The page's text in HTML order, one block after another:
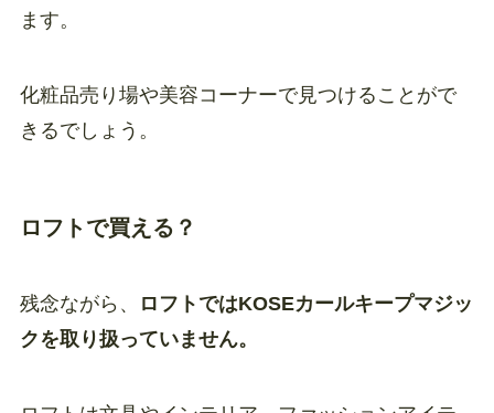
ます。
化粧品売り場や美容コーナーで見つけることがで
きるでしょう。
ロフトで買える？
残念ながら、
ロフトではKOSEカールキープマジッ
クを取り扱っていません。